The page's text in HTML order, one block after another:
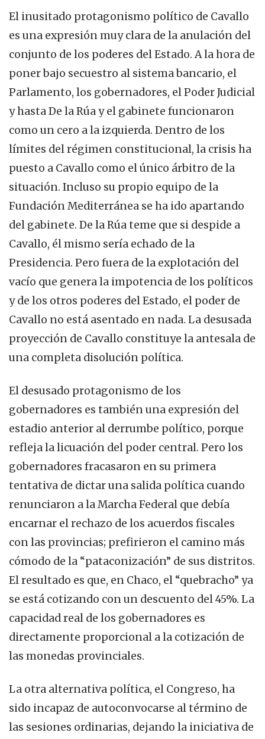
El inusitado protagonismo político de Cavallo
es una expresión muy clara de la anulación del
conjunto de los poderes del Estado. A la hora de
poner bajo secuestro al sistema bancario, el
Parlamento, los gobernadores, el Poder Judicial
y hasta De la Rúa y el gabinete funcionaron
como un cero a la izquierda. Dentro de los
límites del régimen constitucional, la crisis ha
puesto a Cavallo como el único árbitro de la
situación. Incluso su propio equipo de la
Fundación Mediterránea se ha ido apartando
del gabinete. De la Rúa teme que si despide a
Cavallo, él mismo sería echado de la
Presidencia. Pero fuera de la explotación del
vacío que genera la impotencia de los políticos
y de los otros poderes del Estado, el poder de
Cavallo no está asentado en nada. La desusada
proyección de Cavallo constituye la antesala de
una completa disolución política.
El desusado protagonismo de los
gobernadores es también una expresión del
estadio anterior al derrumbe político, porque
refleja la licuación del poder central. Pero los
gobernadores fracasaron en su primera
tentativa de dictar una salida política cuando
renunciaron a la Marcha Federal que debía
encarnar el rechazo de los acuerdos fiscales
con las provincias; prefirieron el camino más
cómodo de la “pataconización” de sus distritos.
El resultado es que, en Chaco, el “quebracho” ya
se está cotizando con un descuento del 45%. La
capacidad real de los gobernadores es
directamente proporcional a la cotización de
las monedas provinciales.
La otra alternativa política, el Congreso, ha
sido incapaz de autoconvocarse al término de
las sesiones ordinarias, dejando la iniciativa de